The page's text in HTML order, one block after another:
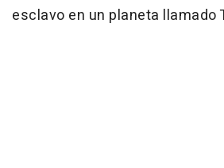
esclavo en un planeta llamado